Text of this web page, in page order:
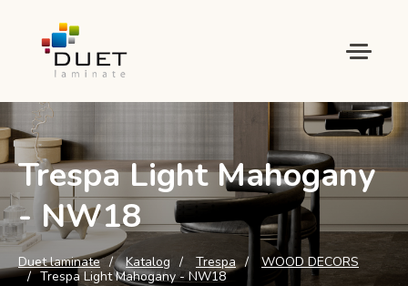
Trespa Light Mahogany
- NW18
Duet laminate Katalog Trespa
WOOD DECORS
Trespa Light Mahogany - NW18